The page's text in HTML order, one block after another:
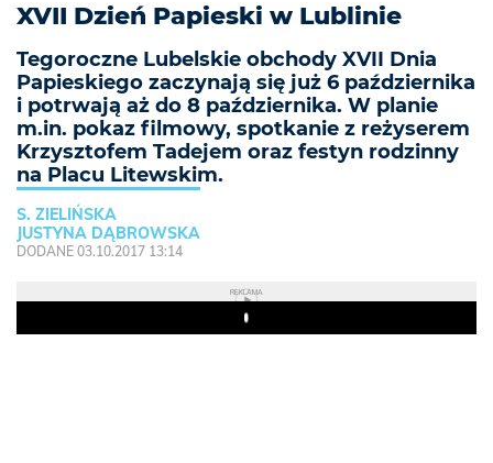
XVII Dzień Papieski w Lublinie
Tegoroczne Lubelskie obchody XVII Dnia
Papieskiego zaczynają się już 6 października
i potrwają aż do 8 października. W planie
m.in. pokaz filmowy, spotkanie z reżyserem
Krzysztofem Tadejem oraz festyn rodzinny
na Placu Litewskim.
S. ZIELIŃSKA
JUSTYNA DĄBROWSKA
DODANE 03.10.2017 13:14
REKLAMA
Play